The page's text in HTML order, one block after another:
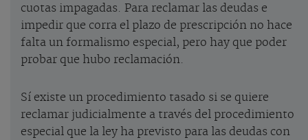
cuotas impagadas. Para reclamar las deudas e
impedir que corra el plazo de prescripción no hace
falta un formalismo especial, pero hay que poder
probar que hubo reclamación.
Sí existe un procedimiento tasado si se quiere
reclamar judicialmente a través del procedimiento
especial que la ley ha previsto para las deudas con